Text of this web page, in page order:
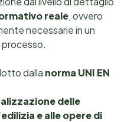
reale, ovvero
necessarie in un
dalla norma UNI EN
delle
e alle opere di